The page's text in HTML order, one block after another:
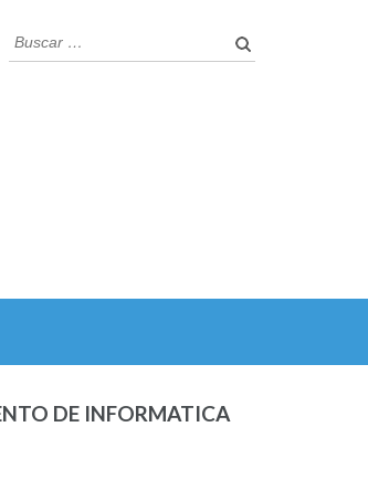
Buscar:
DE INFORMATICA